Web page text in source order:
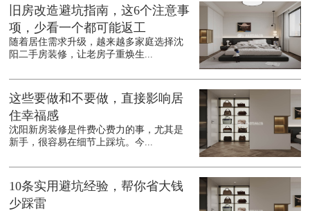
旧房改造避坑指南，这6个注意事
项，少看一个都可能返工
随着居住需求升级，越来越多家庭选择沈
阳二手房装修，让老房子重焕生...
这些要做和不要做，直接影响居
住幸福感
沈阳新房装修是件费心费力的事，尤其是
新手，很容易在细节上踩坑。今...
10条实用避坑经验，帮你省大钱
少踩雷